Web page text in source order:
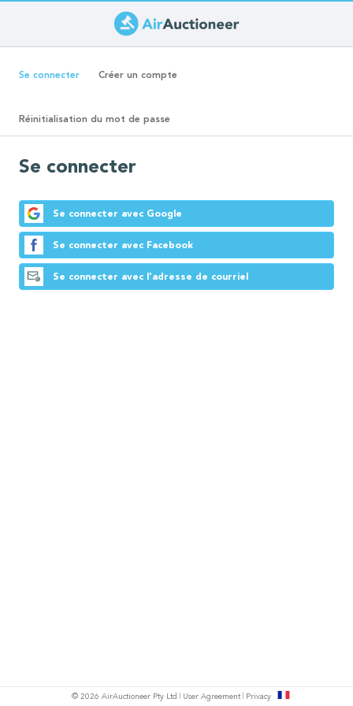
au
contenu
Onglets
Se connecter(ongletCréer un compte
Réinitialisation du mot de passe
Se connecter
Se connecter avec Google
Se connecter avec Facebook
Se connecter avec l'adresse de courriel
© 2026 AirAuctioneer Pty Ltd User Agreement Privacy